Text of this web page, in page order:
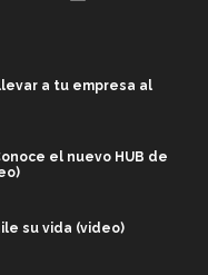
a tu empresa al
el nuevo HUB de
su vida (video)